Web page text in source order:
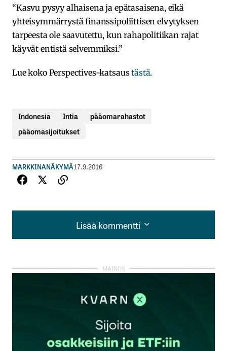
“Kasvu pysyy alhaisena ja epätasaisena, eikä
yhteisymmärrystä finanssipoliittisen elvytyksen
tarpeesta ole saavutettu, kun rahapolitiikan rajat
käyvät entistä selvemmiksi.”
Lue koko Perspectives-katsaustästä.
Indonesia Intia
pääomarahastot
pääomasijoitukset
MARKKINANÄKYMÄ17.9.2016
Lisää kommentti
Lisää kommentti
kirjautua
rekisteröityä